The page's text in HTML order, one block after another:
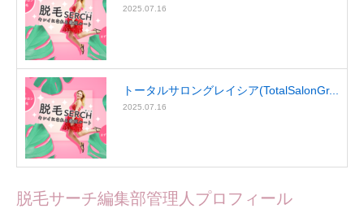
2025.07.16
トータルサロングレイシア(TotalSalonGr...
2025.07.16
脱毛サーチ編集部管理人プロフィール